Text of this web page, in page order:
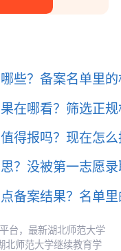
些？备案名单里
在哪看？筛选正
得报吗？现在怎
？没被第一志愿
备案结果？名单
台，最新湖北师范大学
北师范大学继续教育学